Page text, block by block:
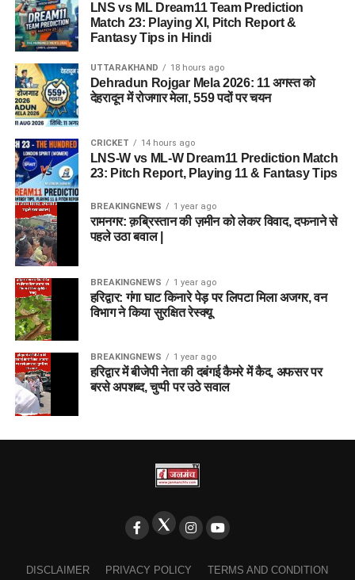
LNS vs ML Dream11 Team Prediction
Match 23: Playing XI, Pitch Report &
Fantasy Tips in Hindi
UTTARAKHAND 18 hours ago
Dehradun Rojgar Mela 2026: 11 अगस्त को
देहरादून में रोजगार मेला, 559 पदों पर चयन
CRICKET 14 hours ago
LNS-W vs ML-W Dream11 Prediction Match
23: Pitch Report, Playing 11 & Fantasy Tips
BREAKINGNEWS 1 year ago
रामनगर: क़ब्रिस्तान की ज़मीन को लेकर विवाद, दफनाने से
पहले उठा बवाल |
BREAKINGNEWS 1 year ago
हरिद्वार: गंगा घाट किनारे पेड़ पर लिपटा मिला अजगर, वन
विभाग ने किया सुरक्षित रेस्क्यू
BREAKINGNEWS 1 year ago
हरिद्वार में बीजेपी नेता की दबंगई कैमरे में कैद, अफसर पर
बरसे अपशब्द, चुप्पी पर उठे सवाल
DISCLAIMER PRIVACY POLICY TERMS AND CONDITION